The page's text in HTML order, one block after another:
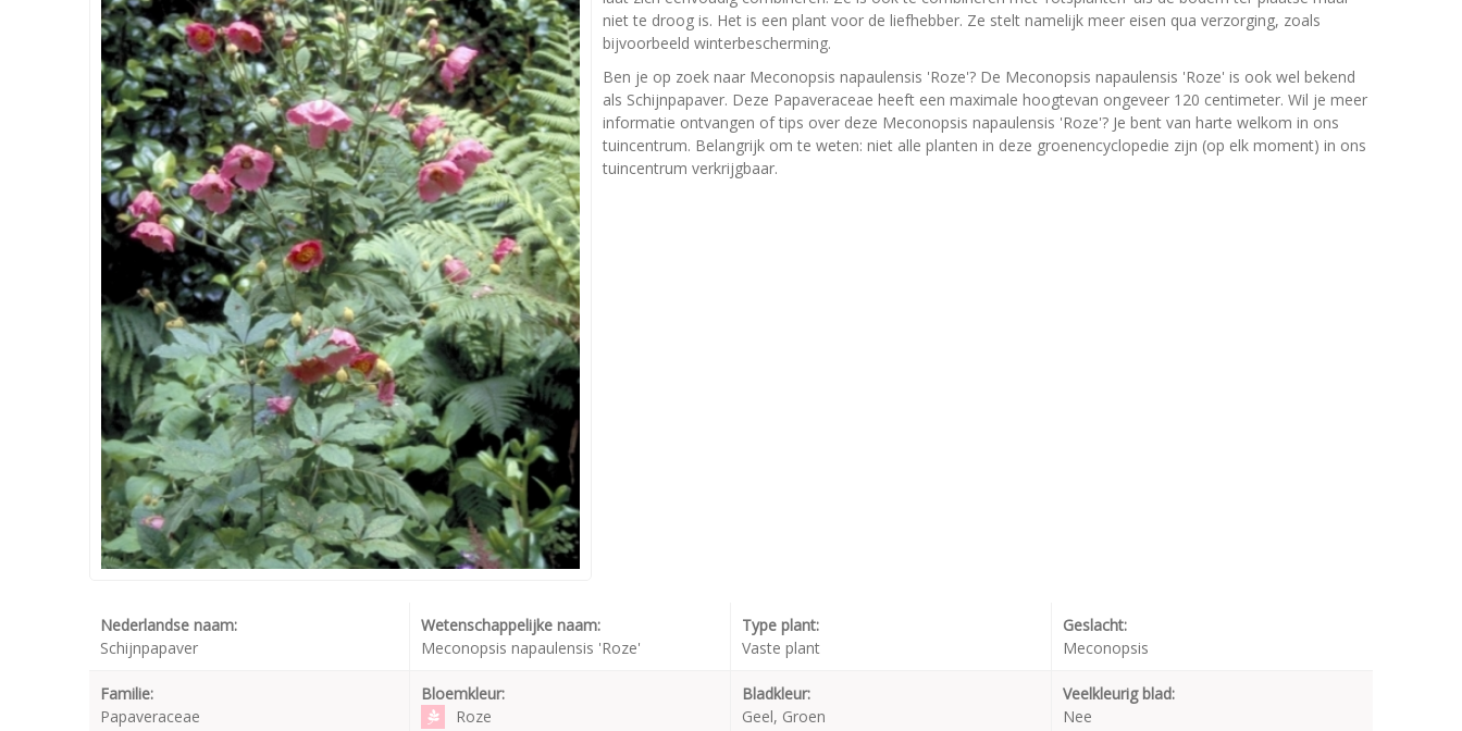
niet te droog is. Het is een plant voor de liefhebber. Ze stelt namelijk meer eisen qua verzorging, zoals
bijvoorbeeld winterbescherming.
Ben je op zoek naar Meconopsis napaulensis 'Roze'? De Meconopsis napaulensis 'Roze' is ook wel bekend
als Schijnpapaver. Deze Papaveraceae heeft een maximale hoogtevan ongeveer 120 centimeter. Wil je meer
informatie ontvangen of tips over deze Meconopsis napaulensis 'Roze'? Je bent van harte welkom in ons
tuincentrum. Belangrijk om te weten: niet alle planten in deze groenencyclopedie zijn (op elk moment) in ons
tuincentrum verkrijgbaar.
Nederlandse naam:
Schijnpapaver
Wetenschappelijke naam:
Meconopsis napaulensis 'Roze'
Type plant:
Vaste plant
Geslacht:
Meconopsis
Familie:
Papaveraceae
Bloemkleur:
Roze
Bladkleur:
Geel, Groen
Veelkleurig blad:
Nee